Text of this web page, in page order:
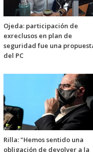
Ojeda: participación de
exreclusos en plan de
seguridad fue una
del PC
Rilla: "Hemos sentido una
obligación de devolver a la